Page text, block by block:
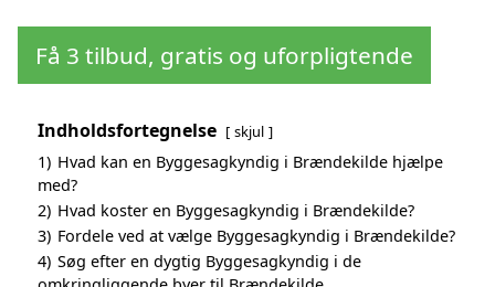
Få 3 tilbud, gratis og uforpligtende
Indholdsfortegnelse skjul
1) Hvad kan en Byggesagkyndig i Brændekilde hjælpe
med?
2) Hvad koster en Byggesagkyndig i Brændekilde?
3) Fordele ved at vælge Byggesagkyndig i Brændekilde?
4) Søg efter en dygtig Byggesagkyndig i de